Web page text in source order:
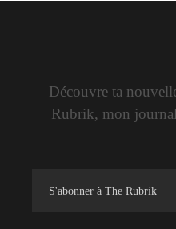
Découvre ta
Rubrik, mon